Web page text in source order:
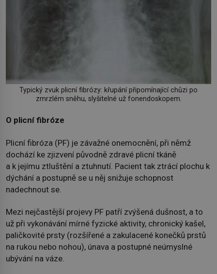
Typický zvuk plicní fibrózy: křupání připomínající chůzi po
zmrzlém sněhu, slyšitelné už fonendoskopem.
O plicní fibróze
Plicní fibróza (PF) je závažné onemocnění, při němž
dochází ke zjizvení původně zdravé plicní tkáně
a k jejímu ztluštění a ztuhnutí. Pacient tak ztrácí plochu k
dýchání a postupně se u něj snižuje schopnost
nadechnout se.
Mezi nejčastější projevy PF patří zvýšená dušnost, a to
už při vykonávání mírné fyzické aktivity, chronický kašel,
paličkovité prsty (rozšířené a zakulacené konečků prstů
na rukou nebo nohou), únava a postupné neúmyslné
ubývání na váze.